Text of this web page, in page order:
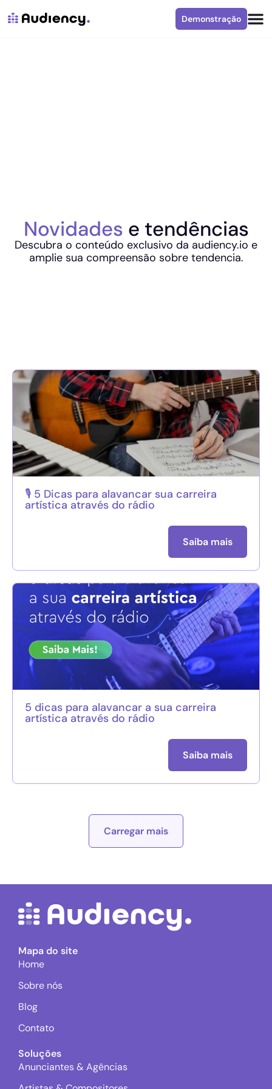
Demonstração
Novidades e tendências
Descubra o conteúdo exclusivo da audiency.io e
amplie sua compreensão sobre tendencia.
🎙️ 5 Dicas para alavancar sua carreira
artística através do rádio
Saiba mais
5 dicas para alavancar a sua carreira
artística através do rádio
Saiba mais
Carregar mais
Mapa do site
Home
Sobre nós
Blog
Contato
Soluções
Anunciantes & Agências